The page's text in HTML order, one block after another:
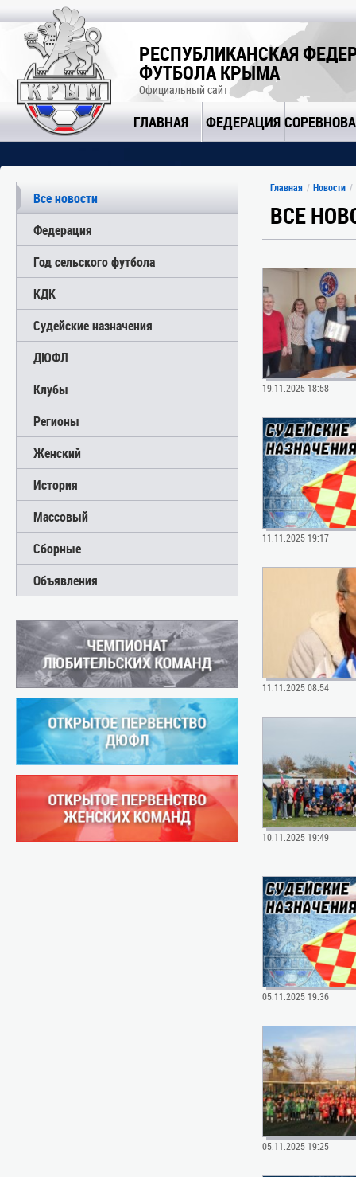
РЕСПУБЛИКАНСКАЯ
ФУТБОЛА КРЫМА
Официальный сайт
ГЛАВНАЯ ФЕДЕРАЦИЯ
Все новости
Федерация
Год сельского футбола
КДК
Судейские назначения
ДЮФЛ
Клубы
Регионы
Женский
История
Массовый
Сборные
Объявления
Главная Новости
ВСЕ
19.11.2025 18:58
11.11.2025 19:17
11.11.2025 08:54
10.11.2025 19:49
05.11.2025 19:36
05.11.2025 19:25